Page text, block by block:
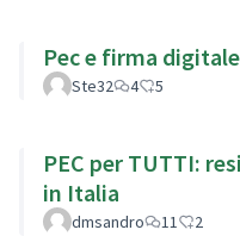
Pec e firma
Ste32 4 5
PEC per TUTTI:
in Italia
dmsandro 11 2